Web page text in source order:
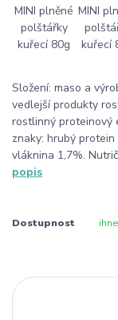
Složení: maso a
vedlejší produkty
rostlinný proteinový
znaky: hrubý
vláknina 1,7%.
popis
Dostupnost